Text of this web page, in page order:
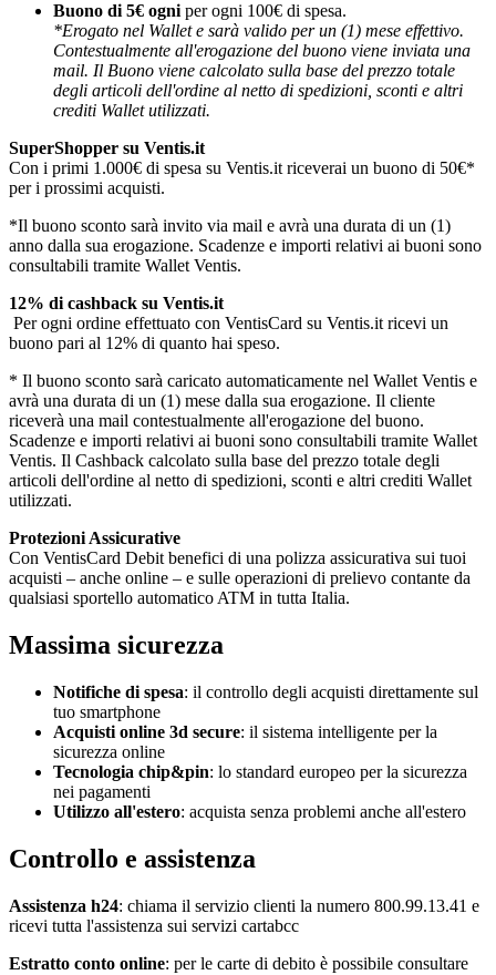
Buono di 5€ ogniper ogni 100€ di spesa.
*Erogato nel Wallet e sarà valido per un (1) mese effettivo.
Contestualmente all'erogazione del buono viene inviata una
mail. Il Buono viene calcolato sulla base del prezzo totale
degli articoli dell'ordine al netto di spedizioni, sconti e altri
crediti Wallet utilizzati.
SuperShopper su Ventis.it
Con i primi 1.000€ di spesa su Ventis.it riceverai un buono di 50€*
per i prossimi acquisti.
*Il buono sconto sarà invito via mail e avrà una durata di un (1)
anno dalla sua erogazione. Scadenze e importi relativi ai buoni sono
consultabili tramite Wallet Ventis.
12% di cashback su Ventis.it
Per ogni ordine effettuato con VentisCard su Ventis.it ricevi un
buono pari al 12% di quanto hai speso.
* Il buono sconto sarà caricato automaticamente nel Wallet Ventis e
avrà una durata di un (1) mese dalla sua erogazione. Il cliente
riceverà una mail contestualmente all'erogazione del buono.
Scadenze e importi relativi ai buoni sono consultabili tramite Wallet
Ventis. Il Cashback calcolato sulla base del prezzo totale degli
articoli dell'ordine al netto di spedizioni, sconti e altri crediti Wallet
utilizzati.
Protezioni Assicurative
Con VentisCard Debit benefici di una polizza assicurativa sui tuoi
acquisti – anche online – e sulle operazioni di prelievo contante da
qualsiasi sportello automatico ATM in tutta Italia.
Massima sicurezza
Notifiche di spesa: il controllo degli acquisti direttamente sul
tuo smartphone
Acquisti online 3d secure: il sistema intelligente per la
sicurezza online
Tecnologia chip&pin: lo standard europeo per la sicurezza
nei pagamenti
Utilizzo all'estero: acquista senza problemi anche all'estero
Controllo e assistenza
Assistenza h24: chiama il servizio clienti la numero 800.99.13.41 e
ricevi tutta l'assistenza sui servizi cartabcc
Estratto conto online: per le carte di debito è possibile consultare